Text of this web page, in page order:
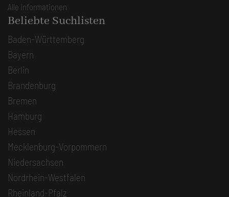
Alle Informationen
Beliebte Suchlisten
Baden-Württemberg
Bayern
Berlin
Brandenburg
Bremen
Hamburg
Hessen
Mecklenburg-Vorpommern
Niedersachsen
Nordrhein-Westfalen
Rheinland-Pfalz